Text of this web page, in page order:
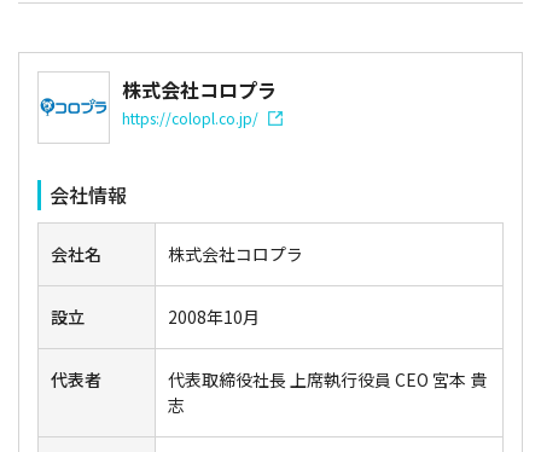
株式会社コロプラ
https://colopl.co.jp/
会社情報
会社名 株式会社コロプラ
設立 2008年10月
代表者
代表取締役社長 上席執行役員 CEO 宮本 貴
志